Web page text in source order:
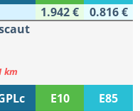
1.942 €
0.816 €
km
E10
E85